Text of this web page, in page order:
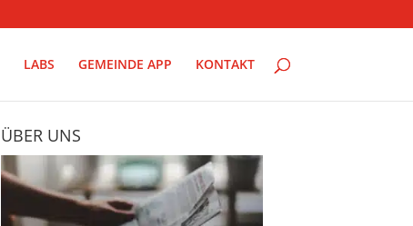
LABS GEMEINDE APP KONTAKT
ÜBER UNS